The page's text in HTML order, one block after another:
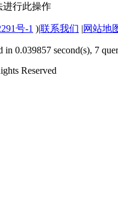
进行此操作
号-1 )|联系我们 |网站地
in 0.039857 second(s), 7
Reserved